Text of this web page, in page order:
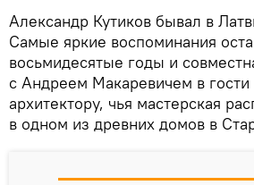
Александр Кутиков бывал в
Самые яркие воспоминания
восьмидесятые годы и
с Андреем Макаревичем в
архитектору, чья мастерская
в одном из древних домов в